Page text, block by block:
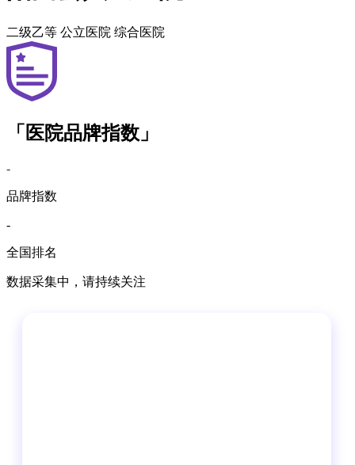
二级乙等 公立医院 综合医院
「医院品牌指数」
-
品牌指数
-
全国排名
数据采集中，请持续关注